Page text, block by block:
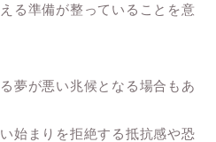
る準備が整っていることを意
夢が悪い兆候となる場合もあ
始まりを拒絶する抵抗感や恐